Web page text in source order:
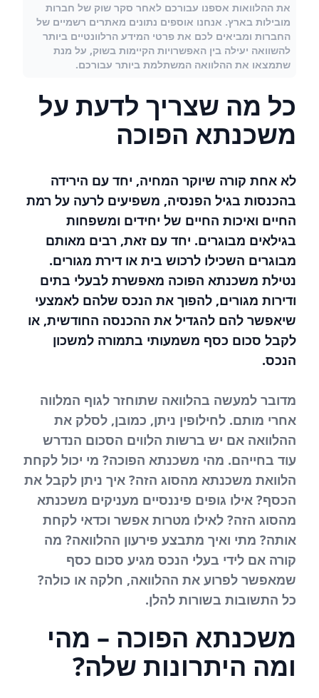
את ההלוואות אספנו עבורכם לאחר סקר שוק של חברות
מובילות בארץ. אנחנו אוספים נתונים מאתרים רשמיים של
החברות ומביאים לכם את פרטי המידע הרלוונטיים ביותר
להשוואה יעילה בין האפשרויות הקיימות בשוק, על מנת
שתמצאו את ההלוואה המשתלמת ביותר עבורכם.
כל מה שצריך לדעת על
משכנתא הפוכה
לא אחת קורה שיוקר המחיה, יחד עם הירידה
בהכנסות בגיל הפנסיה, משפיעים לרעה על רמת
החיים ואיכות החיים של יחידים ומשפחות
בגילאים מבוגרים. יחד עם זאת, רבים מאותם
מבוגרים השכילו לרכוש בית או דירת מגורים.
נטילת משכנתא הפוכה מאפשרת לבעלי בתים
ודירות מגורים, להפוך את הנכס שלהם לאמצעי
שיאפשר להם להגדיל את ההכנסה החודשית, או
לקבל סכום כסף משמעותי בתמורה למשכון
הנכס.
מדובר למעשה בהלוואה שתוחזר לגוף המלווה
אחרי מותם. לחילופין ניתן, כמובן, לסלק את
ההלוואה אם יש ברשות הלווים הסכום הנדרש
עוד בחייהם. מהי משכנתא הפוכה? מי יכול לקחת
הלוואת משכנתא מהסוג הזה? איך ניתן לקבל את
הכסף? אילו גופים פיננסיים מעניקים משכנתא
מהסוג הזה? לאילו מטרות אפשר וכדאי לקחת
אותה? מתי ואיך מתבצע פירעון ההלוואה? מה
קורה אם לידי בעלי הנכס מגיע סכום כסף
שמאפשר לפרוע את ההלוואה, חלקה או כולה?
כל התשובות בשורות להלן.
משכנתא הפוכה – מהי
ומה היתרונות שלה?